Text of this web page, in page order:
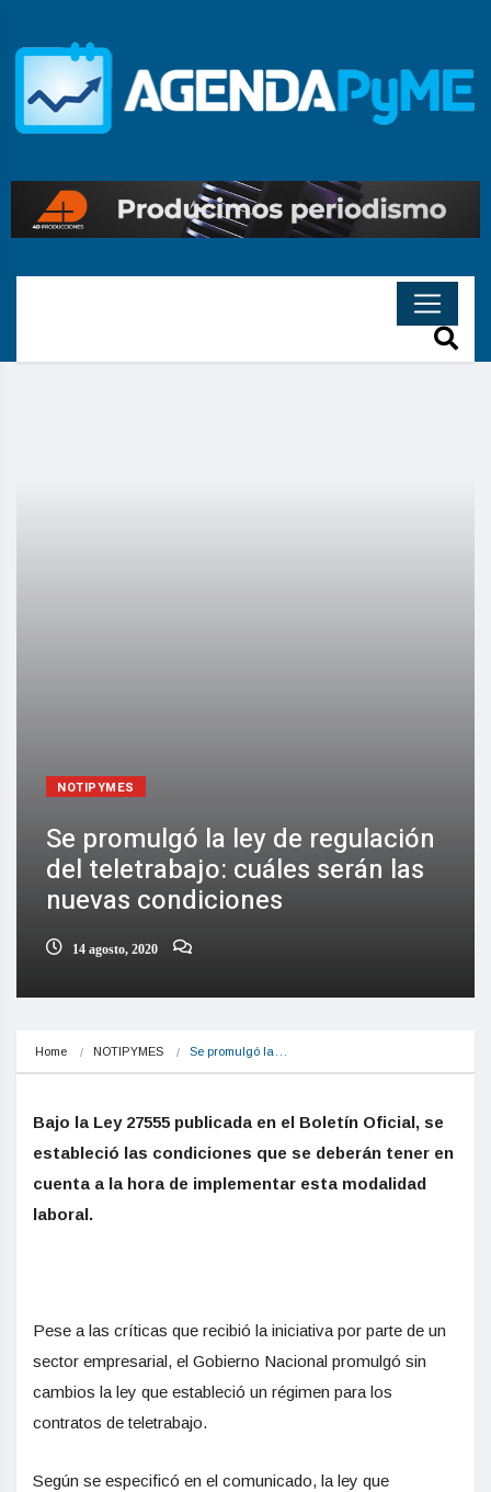
NOTIPYMES
Se promulgó la ley de regulación
del teletrabajo: cuáles serán las
nuevas condiciones
14 agosto, 2020
Home NOTIPYMES Se promulgó la…
Bajo la Ley 27555 publicada en el Boletín Oficial, se
estableció las condiciones que se deberán tener en
cuenta a la hora de implementar esta modalidad
laboral.
Pese a las críticas que recibió la iniciativa por parte de un
sector empresarial, el Gobierno Nacional promulgó sin
cambios la ley que estableció un régimen para los
contratos de teletrabajo.
Según se especificó en el comunicado, la ley que